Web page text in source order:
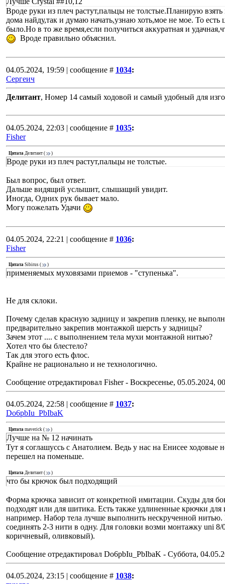
Вроде руки из плеч растут,пальцы не толстые.Планирую
дома найду,так и думаю начать,узнаю хоть,мое не мое. То
было.Но в то же время,если получиться аккуратная и
Вроде правильно объяснил.
04.05.2024, 19:59 | сообщение # 1034:
Сергеич
Делитант, Номер 14 самый ходовой и самый удобный для
04.05.2024, 22:03 | сообщение # 1035:
Fisher
Цитата Делитант ( )
Вроде руки из плеч растут,пальцы не толстые.
Был вопрос, был ответ.
Дальше видящий услышит, слышащий увидит.
Иногда, Одних рук бывает мало.
Могу пожелать Удачи
04.05.2024, 22:21 | сообщение # 1036:
Fisher
Цитата Sibirus ( )
применяемых муховязами приемов - "ступенька".
Не для склоки.
Почему сделав красную задницу и закрепив пленку, не
предварительно закрепив монтажкой шерсть у задницы?
Зачем этот .... с выполнением тела мухи монтажной нитью?
Хотел что бы блестело?
Так для этого есть флос.
Крайне не рационально и не технологично.
Сообщение отредактировал Fisher- Воскресенье, 05.05.2024,
04.05.2024, 22:58 | сообщение # 1037:
Do6pbIu_PbIbaK
Цитата maverick ( )
Лучше на № 12 начинать
Тут я соглашуссь с Анатолием. Ведь у нас на Енисее ходовые
перешел на поменьше.
Цитата Делитант ( )
что бы крючок был подходящий
Форма крючка зависит от конкретной имитации. Скуды для
подходят или для шитика. Есть также удлиненные крючки
например. Набор тела лучше выполнить нескрученной
соединять 2-3 нити в одну. Для головки возми монтажку uni
коричневый, оливковый).
Сообщение отредактировал Do6pbIu_PbIbaK - Суббота,
04.05.2024, 23:15 | сообщение # 1038: